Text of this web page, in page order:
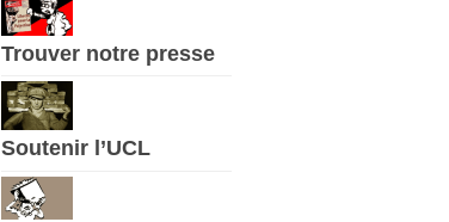
Trouver notre presse
Soutenir l’UCL